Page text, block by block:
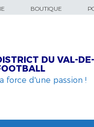
BOUTIQUE
DU VAL-
force d'une passion !